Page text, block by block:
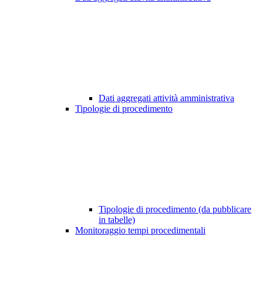
Dati aggregati attività amministrativa
Tipologie di procedimento
Tipologie di procedimento (da pubblicare
in tabelle)
Monitoraggio tempi procedimentali